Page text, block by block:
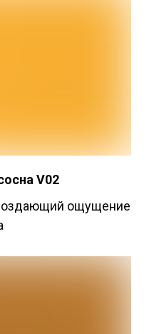
V02
ощущение